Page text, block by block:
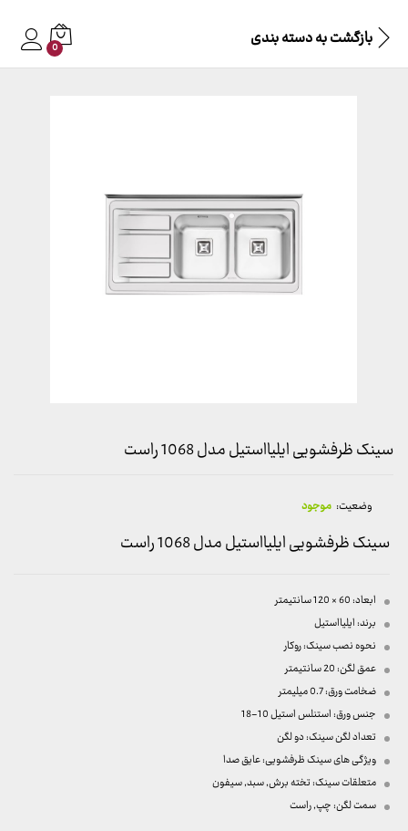
بازگشت بهدسته بندی 0
سینک ظرفشویی ایلیااستیل مدل 1068 راست
وضعیت: موجود
سینک ظرفشویی ایلیااستیل مدل 1068 راست
ابعاد: 60 × 120 سانتیمتر
برند: ایلیااستیل
نحوه نصب سینک: روکار
عمق لگن: 20 سانتیمتر
ضخامت ورق: 0.7 میلیمتر
جنس ورق: استنلس استیل 10-18
تعداد لگن سینک: دو لگن
ویژگی های سینک ظرفشویی: عایق صدا
متعلقات سینک: تخته برش, سبد, سیفون
سمت لگن: چپ, راست